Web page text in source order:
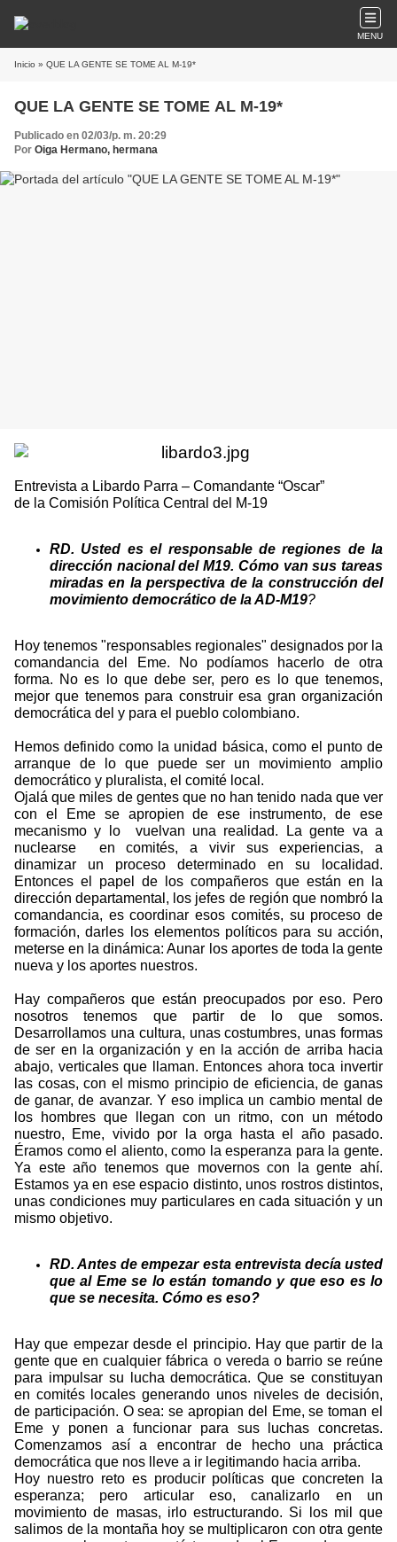
MENU
Inicio » QUE LA GENTE SE TOME AL M-19*
QUE LA GENTE SE TOME AL M-19*
Publicado en 02/03/p. m. 20:29
Por Oiga Hermano, hermana
Entrevista a Libardo Parra – Comandante “Oscar”
de la Comisión Política Central del M-19
RD. Usted es el responsable de regiones de la
dirección nacional del M19. Cómo van sus tareas
miradas en la perspectiva de la construcción del
movimiento democrático de la AD-M19?
Hoy tenemos "responsables regionales" designados por la
comandancia del Eme. No podíamos hacerlo de otra
forma. No es lo que debe ser, pero es lo que tenemos,
mejor que tenemos para construir esa gran organización
democrática del y para el pueblo colombiano.
Hemos definido como la unidad básica, como el punto de
arranque de lo que puede ser un movimiento amplio
democrático y pluralista, el comité local.
Ojalá que miles de gentes que no han tenido nada que ver
con el Eme se apropien de ese instrumento, de ese
mecanismo y lo
vuelvan una realidad. La gente va a
nuclearse
en comités, a vivir sus experiencias, a
dinamizar un proceso determinado en su localidad.
Entonces el papel de los compañeros que están en la
dirección departamental, los jefes de región que nombró la
comandancia, es coordinar esos comités, su proceso de
formación, darles los elementos políticos para su acción,
meterse en la dinámica: Aunar los aportes de toda la gente
nueva y los aportes nuestros.
Hay compañeros que están preocupados por eso. Pero
nosotros tenemos que partir de lo que somos.
Desarrollamos una cultura, unas costumbres, unas formas
de ser en la organización y en la acción de arriba hacia
abajo, verticales que llaman. Entonces ahora toca invertir
las cosas, con el mismo principio de eficiencia, de ganas
de ganar, de avanzar. Y eso implica un cambio mental de
los hombres que llegan con un ritmo, con un método
nuestro, Eme, vivido por la orga hasta el año pasado.
Éramos como el aliento, como la esperanza para la gente.
Ya este año tenemos que movernos con la gente ahí.
Estamos ya en ese espacio distinto, unos rostros distintos,
unas condiciones muy particulares en cada situación y un
mismo objetivo.
RD. Antes de empezar esta entrevista decía usted
que al Eme se lo están tomando y que eso es lo
que se necesita. Cómo es eso?
Hay que empezar desde el principio. Hay que partir de la
gente que en cualquier fábrica o vereda o barrio se reúne
para impulsar su lucha democrática. Que se constituyan
en comités locales generando unos niveles de decisión,
de participación. O sea: se apropian del Eme, se toman el
Eme y ponen a funcionar para sus luchas concretas.
Comenzamos así a encontrar de hecho una práctica
democrática que nos lleve a ir legitimando hacia arriba.
Hoy nuestro reto es producir políticas que concreten la
esperanza; pero articular eso, canalizarlo en un
movimiento de masas, irlo estructurando. Si los mil que
salimos de la montaña hoy se multiplicaron con otra gente